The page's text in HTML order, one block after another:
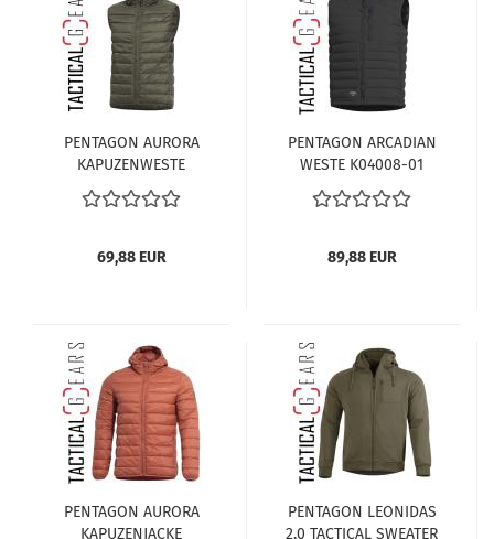
PENTAGON AURORA
KAPUZENWESTE
K04011-06E-RAL7013
69,88 EUR
PENTAGON ARCADIAN
WESTE K04008-01
SCHWARZ
89,88 EUR
PENTAGON AURORA
KAPUZENJACKE
PENTAGON LEONIDAS
2.0 TACTICAL SWEATER